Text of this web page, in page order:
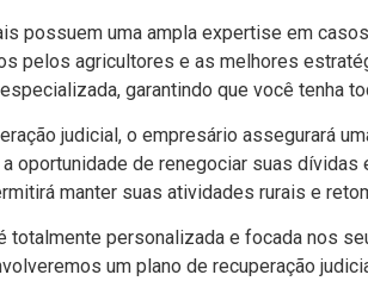
possuem uma ampla expertise em
pelos agricultores e as melhores
garantindo que você tenha
judicial, o empresário assegurará
oportunidade de renegociar suas
manter suas atividades rurais e
totalmente personalizada e focada nos
um plano de recuperação